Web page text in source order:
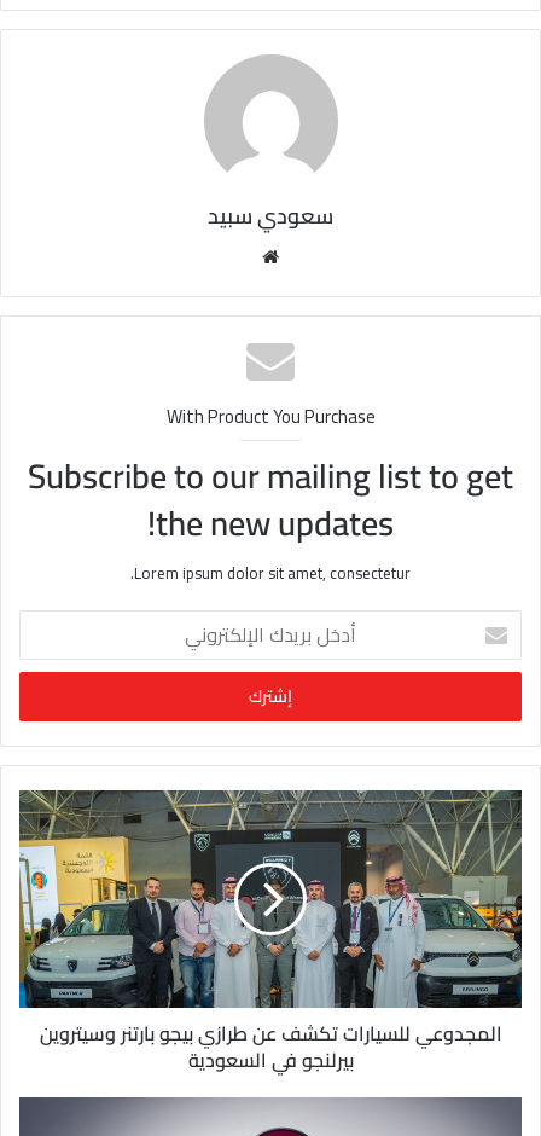
سعودي سبيد
الوي
ب
With Product You Purchase
Subscribe to our mailing list to get
the new updates!
Lorem ipsum dolor sit amet, consectetur.
خ
ب
ر
ي
د
ك
ا
إ
ل
ك
ت
ر
المجدوعي للسيارات تكشف عن طرازي بيجو بارتنر وسيتروين
بيرلنجو في السعودية